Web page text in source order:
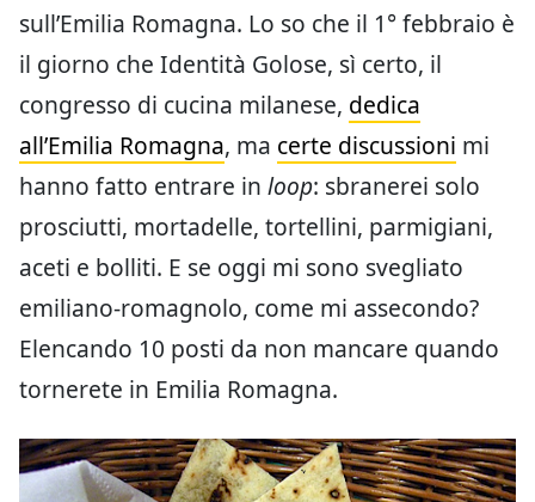
sull’Emilia Romagna. Lo so che il 1° febbraio è
il giorno che Identità Golose, sì certo, il
congresso di cucina milanese, dedica
all’Emilia Romagna, ma certe discussioni mi
hanno fatto entrare in loop: sbranerei solo
prosciutti, mortadelle, tortellini, parmigiani,
aceti e bolliti. E se oggi mi sono svegliato
emiliano-romagnolo, come mi assecondo?
Elencando 10 posti da non mancare quando
tornerete in Emilia Romagna.